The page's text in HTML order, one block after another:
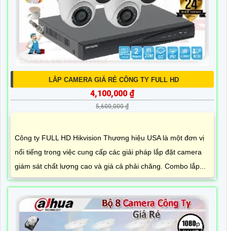
LẮP CAMERA GIÁ RẺ CÔNG TY FULL HD
4,100,000 ₫
5,600,000 ₫
Công ty FULL HD Hikvision Thương hiệu USA là một đơn vị
nổi tiếng trong việc cung cấp các giải pháp lắp đặt camera
giám sát chất lượng cao và giá cả phải chăng. Combo lắp...